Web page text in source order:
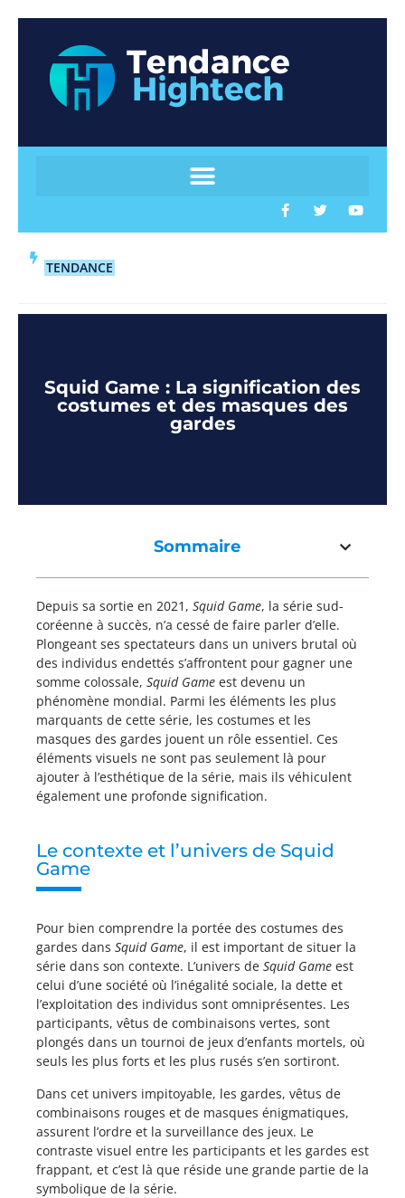
TENDANCE
Squid Game : La signification des
costumes et des masques des
gardes
Sommaire
Depuis sa sortie en 2021, Squid Game, la série sud-
coréenne à succès, n’a cessé de faire parler d’elle.
Plongeant ses spectateurs dans un univers brutal où
des individus endettés s’affrontent pour gagner une
somme colossale, Squid Game est devenu un
phénomène mondial. Parmi les éléments les plus
marquants de cette série, les costumes et les
masques des gardes jouent un rôle essentiel. Ces
éléments visuels ne sont pas seulement là pour
ajouter à l’esthétique de la série, mais ils véhiculent
également une profonde signification.
Le contexte et l’univers de Squid
Game
Pour bien comprendre la portée des costumes des
gardes dans Squid Game, il est important de situer la
série dans son contexte. L’univers de Squid Game est
celui d’une société où l’inégalité sociale, la dette et
l’exploitation des individus sont omniprésentes. Les
participants, vêtus de combinaisons vertes, sont
plongés dans un tournoi de jeux d’enfants mortels, où
seuls les plus forts et les plus rusés s’en sortiront.
Dans cet univers impitoyable, les gardes, vêtus de
combinaisons rouges et de masques énigmatiques,
assurent l’ordre et la surveillance des jeux. Le
contraste visuel entre les participants et les gardes est
frappant, et c’est là que réside une grande partie de la
symbolique de la série.